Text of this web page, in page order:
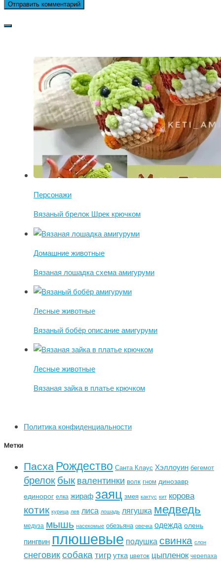
Персонажи
Вязаный брелок Шрек крючком
Домашние животные
Вязаная лошадка схема амигуруми
Лесные животные
Вязаный бобёр описание амигуруми
Лесные животные
Вязаная зайка в платье крючком
Политика конфиденциальности
Метки
ПасхаРождество Санта Клаус Хэллоуин бегемот
брелокбыквалентинки волк гном динозавр
единорог елка жирафзаяц змея кактус кит корова
котик курица лев лиса лошадь лягушка медведь
медуза мышь насекомые обезьяна овечка одежда олень
пингвин плюшевые подушка свинка слон
снеговиксобака тигрутка цветок цыпленок черепаха